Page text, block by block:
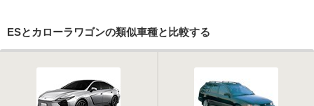
ESとカローラワゴンの類似車種と比較する